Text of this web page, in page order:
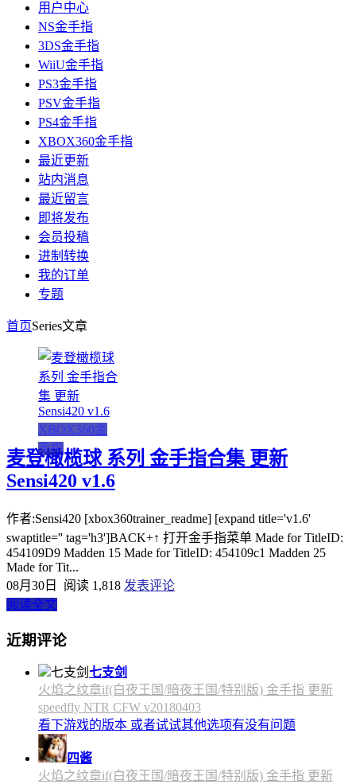
用户中心
NS金手指
3DS金手指
WiiU金手指
PS3金手指
PSV金手指
PS4金手指
XBOX360金手指
最近更新
站内消息
最近留言
即将发布
会员投稿
进制转换
我的订单
专题
首页Series文章
XBOX360金
手指
麦登橄榄球 系列 金手指合集 更新
Sensi420 v1.6
作者:Sensi420 [xbox360trainer_readme] [expand title='v1.6'
swaptitle='' tag='h3']BACK+↑ 打开金手指菜单 Made for TitleID:
454109D9 Madden 15 Made for TitleID: 454109c1 Madden 25
Made for Tit...
08月30日
阅读 1,818 发表评论
阅读全文
近期评论
七支剑
火焰之纹章if(白夜王国/暗夜王国/特别版) 金手指 更新
speedfly NTR CFW v20180403
看下游戏的版本 或者试试其他选项有没有问题
四酱
火焰之纹章if(白夜王国/暗夜王国/特别版) 金手指 更新